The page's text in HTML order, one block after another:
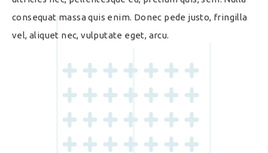
consequat massa quis enim. Donec pede justo, fringilla
vel, aliquet nec, vulputate eget, arcu.